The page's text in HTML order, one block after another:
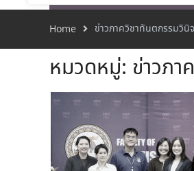
Home ข่าวภาควิชาทันตกรรมวินิ
หมวดหมู่: ข่าวภ